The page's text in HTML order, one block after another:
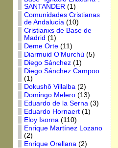
SANTANDER(1)
Comunidades Cristianas
de Andalucía(10)
Cristianxs de Base de
Madrid (1)
Deme Orte(11)
Diarmuid O’Murchú (5)
Diego Sánchez(1)
Diego Sánchez Campoo
(1)
Dokushô Villalba(2)
Domingo Melero(13)
Eduardo de la Serna(3)
Eduardo Hornaert(1)
Eloy Isorna(110)
Enrique Martínez Lozano
(2)
Enrique Orellana(2)